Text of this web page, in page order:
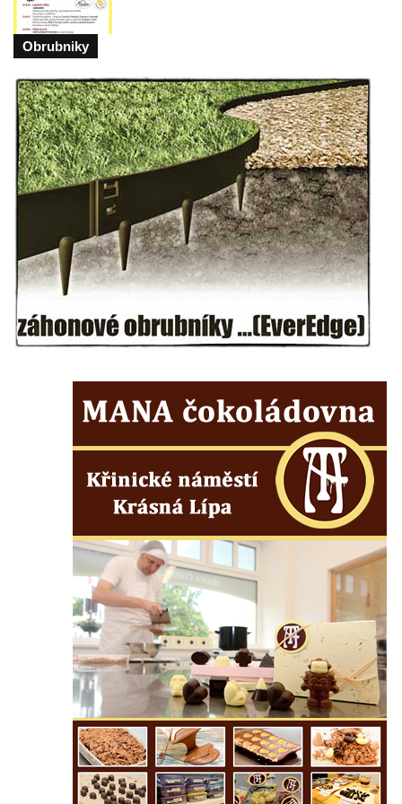
Kříž U Pěti lip na pastvině severovýchodně
od Mikulášovic
Kříž na rozcestí u domu čp. 123 v
Mikulášovicích
Wäberův kříž v zahradě domu čp. 184 v
Mikulášovicích
Kříž na louce v horních Mikulášovicích
Posteltův kříž naproti domu ev.č. 29 v
Mikulášovicích
Kříž Neubaukreuz u domu čp. 698 v
Mikulášovicích
Kříž manželů Endlerových u továrního
objektu v Mikulášovicích
Kříž u silnice východně od Mikulášovic
Kříž u rozcestí k větrnému mlýnu Světlík v
Horním Podluží
Kříž u domu čp. 1016 v Mikulášovicích
Herltův kříž u Mikova v Mikulášovicích
Kříž u Borských u domu čp. 859 v
Kříž Ließnerových naproti Mikovu v
Mikulášovicích
Kříž u Mikulášovického potoka poblíž
Mikovu v Mikulášovicích
Lissnerův kříž u domu čp. 39 v
Mikulášovicích
Hampelův kříž u bývalých kasáren v
Mikulášovicích
Marchnerův (Zelený) kříž naproti domu čp.
35 v Mikulášovicích
Obrubniky